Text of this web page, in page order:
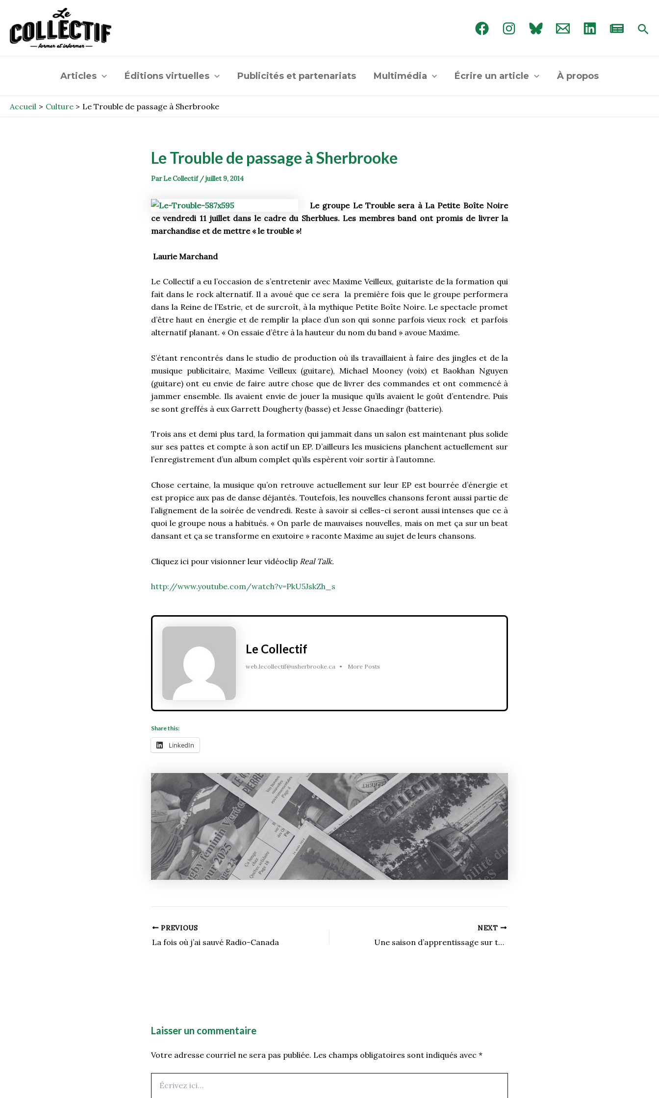
contenu
Articles Éditions virtuelles Publicités et partenariats Multimédia Écrire un article À propos
Accueil Culture Le Trouble de passage à Sherbrooke
Le Trouble de passage à Sherbrooke
ParLe Collectif /juillet 9, 2014
Le groupe Le Trouble sera à La Petite Boîte Noire
ce vendredi 11 juillet dans le cadre du Sherblues. Les membres band ont promis de livrer la
marchandise et de mettre « le trouble »!
Laurie Marchand
Le Collectif a eu l’occasion de s’entretenir avec Maxime Veilleux, guitariste de la formation qui
fait dans le rock alternatif. Il a avoué que ce sera la première fois que le groupe performera
dans la Reine de l’Estrie, et de surcroît, à la mythique Petite Boîte Noire. Le spectacle promet
d’être haut en énergie et de remplir la place d’un son qui sonne parfois vieux rock et parfois
alternatif planant. « On essaie d’être à la hauteur du nom du band » avoue Maxime.
S’étant rencontrés dans le studio de production où ils travaillaient à faire des jingles et de la
musique publicitaire, Maxime Veilleux (guitare), Michael Mooney (voix) et Baokhan Nguyen
(guitare) ont eu envie de faire autre chose que de livrer des commandes et ont commencé à
jammer ensemble. Ils avaient envie de jouer la musique qu’ils avaient le goût d’entendre. Puis
se sont greffés à eux Garrett Dougherty (basse) et Jesse Gnaedingr (batterie).
Trois ans et demi plus tard, la formation qui jammait dans un salon est maintenant plus solide
sur ses pattes et compte à son actif un EP. D’ailleurs les musiciens planchent actuellement sur
l’enregistrement d’un album complet qu’ils espèrent voir sortir à l’automne.
Chose certaine, la musique qu’on retrouve actuellement sur leur EP est bourrée d’énergie et
est propice aux pas de danse déjantés. Toutefois, les nouvelles chansons feront aussi partie de
l’alignement de la soirée de vendredi. Reste à savoir si celles-ci seront aussi intenses que ce à
quoi le groupe nous a habitués. « On parle de mauvaises nouvelles, mais on met ça sur un beat
dansant et ça se transforme en exutoire » raconte Maxime au sujet de leurs chansons.
Cliquez ici pour visionner leur vidéoclip Real Talk.
http://www.youtube.com/watch?v=PkU5JskZh_s
Le Collectif
web.lecollectif@usherbrooke.ca • More Posts
Share this:
LinkedIn
PREVIOUS
La fois où j’ai sauvé Radio-Canada
NEXT
Une saison d’apprentissage sur toute la ligne
Laisser un commentaire
Votre adresse courriel ne sera pas publiée. Les champs obligatoires sont indiqués avec *
ici…